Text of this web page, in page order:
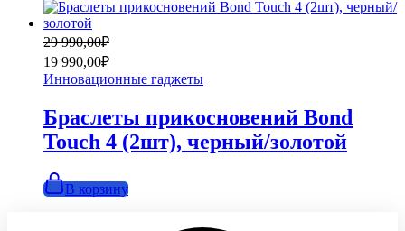
29 990,00₽
Первоначальная
цена
составляла
29
990,00₽.
19 990,00₽
Текущая
цена:
19
990,00₽.
Инновационные гаджеты
Браслеты прикосновений Bond
Touch 4 (2шт), черный/золотой
В корзину